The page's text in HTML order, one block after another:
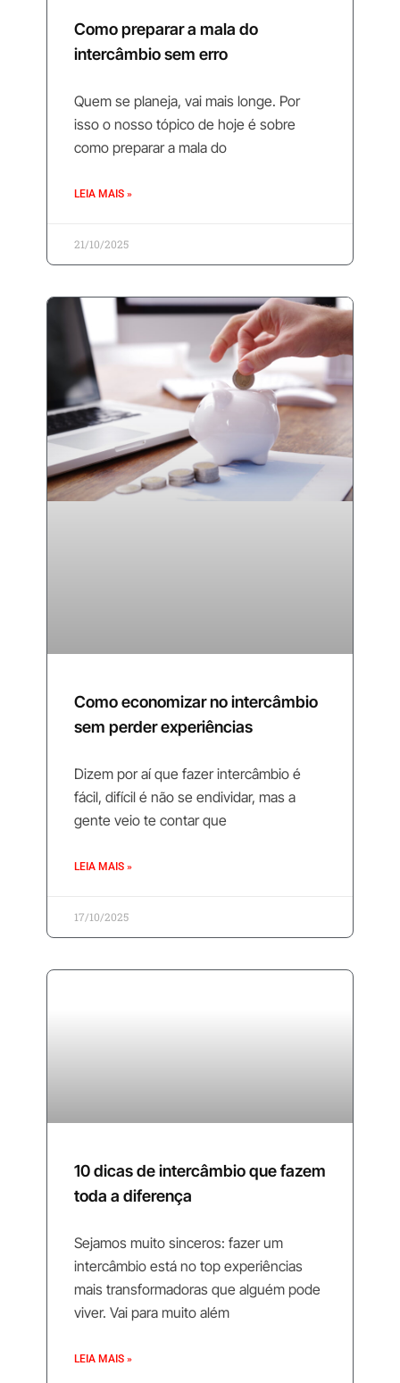
Como preparar a mala do
intercâmbio sem erro
Quem se planeja, vai mais longe. Por
isso o nosso tópico de hoje é sobre
como preparar a mala do
LEIA MAIS »
21/10/2025
Como economizar no intercâmbio
sem perder experiências
Dizem por aí que fazer intercâmbio é
fácil, difícil é não se endividar, mas a
gente veio te contar que
LEIA MAIS »
17/10/2025
10 dicas de intercâmbio que fazem
toda a diferença
Sejamos muito sinceros: fazer um
intercâmbio está no top experiências
mais transformadoras que alguém pode
viver. Vai para muito além
LEIA MAIS »